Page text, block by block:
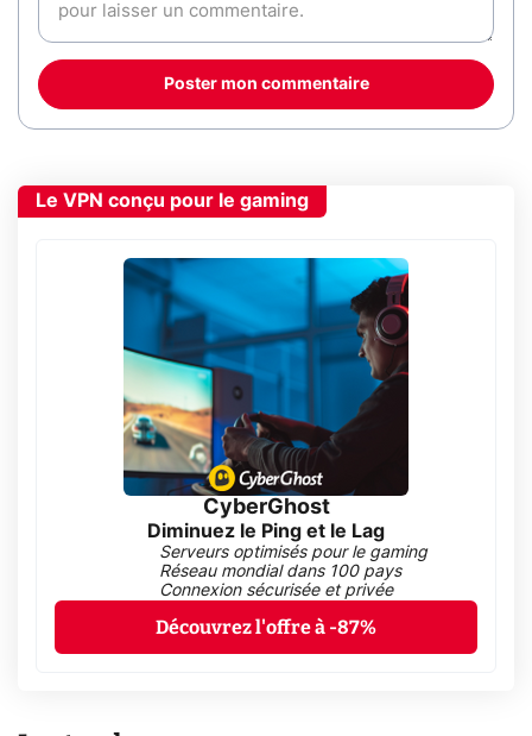
Poster mon commentaire
Le VPN conçu pour le gaming
CyberGhost
Diminuez le Ping et le Lag
Serveurs optimisés pour le gaming
Réseau mondial dans 100 pays
Connexion sécurisée et privée
Découvrez l'offre à -87%